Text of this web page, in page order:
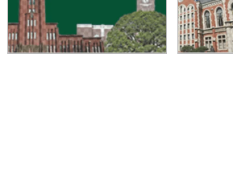
https://youtu.be/543Iu5qFvs8